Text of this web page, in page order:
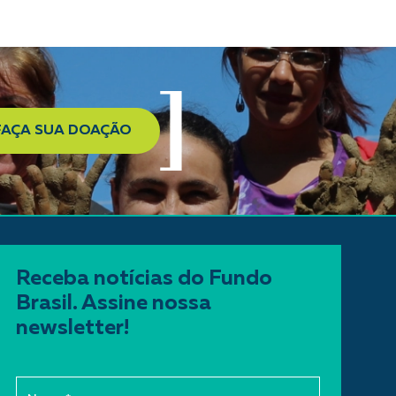
SUA DOAÇÃO
Receba notícias do Fundo
Brasil. Assine nossa
newsletter!